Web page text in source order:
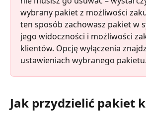
wybrany pakiet z możliwości
ten sposób zachowasz pakiet w
jego widoczności i możliwości
klientów. Opcję wyłączenia
ustawieniach wybranego pakietu.
Jak przydzielić pakiet